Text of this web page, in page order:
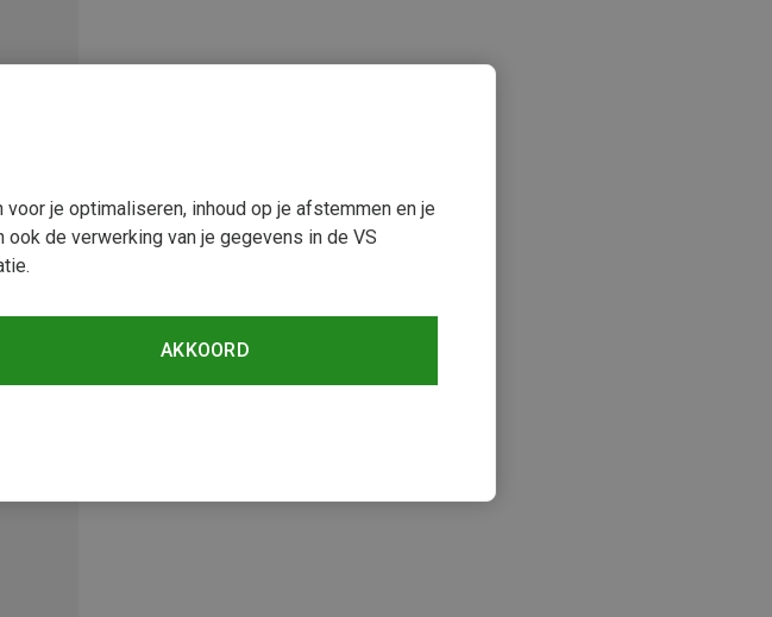
je optimaliseren, inhoud op je afstemmen en je
de verwerking van je gegevens in de VS
AKKOORD